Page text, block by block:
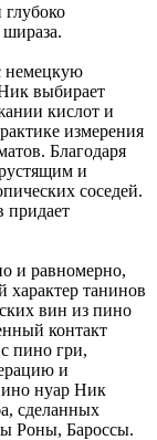
немецкую
выбирает
кислот и
измерения
Благодаря
и
соседей.
придает
и равномерно,
характер танинов
вин из пино
контакт
пино гри,
и
нуар Ник
сделанных
Роны, Бароссы.